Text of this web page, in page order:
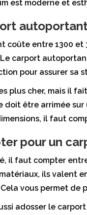
est moderne et
coûte entre 1300 et
carport
pour assurer sa
plus cher, mais il
doit être arrimée
il faut
pour un
il faut compter
ils valent
vous permet de
adosser le